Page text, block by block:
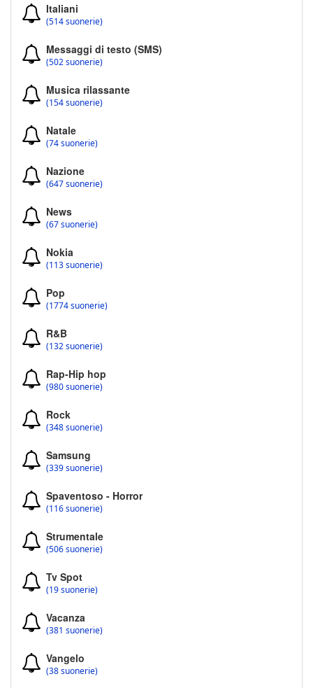
Italiani
(514 suonerie)
Messaggi di testo (SMS)
(502 suonerie)
Musica rilassante
(154 suonerie)
Natale
(74 suonerie)
Nazione
(647 suonerie)
News
(67 suonerie)
Nokia
(113 suonerie)
Pop
(1774 suonerie)
R&B
(132 suonerie)
Rap-Hip hop
(980 suonerie)
Rock
(348 suonerie)
Samsung
(339 suonerie)
Spaventoso - Horror
(116 suonerie)
Strumentale
(506 suonerie)
Tv Spot
(19 suonerie)
Vacanza
(381 suonerie)
Vangelo
(38 suonerie)